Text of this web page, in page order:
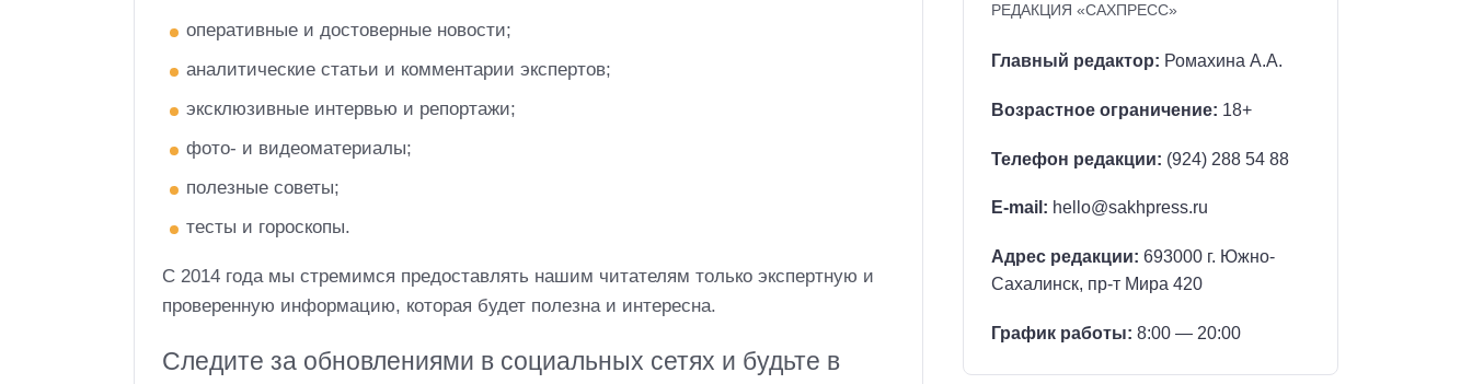
оперативные и достоверные новости;
аналитические статьи и комментарии экспертов;
эксклюзивные интервью и репортажи;
фото- и видеоматериалы;
полезные советы;
тесты и гороскопы.
С 2014 года мы стремимся предоставлять нашим читателям только экспертную и
проверенную информацию, которая будет полезна и интересна.
Следите за обновлениями в социальных сетях и будьте в
РЕДАКЦИЯ «САХПРЕСС»
Главный редактор: Ромахина А.А.
Возрастное ограничение: 18+
Телефон редакции: (924) 288 54 88
E-mail: hello@sakhpress.ru
Адрес редакции: 693000 г. Южно-
Сахалинск, пр-т Мира 420
График работы: 8:00 — 20:00